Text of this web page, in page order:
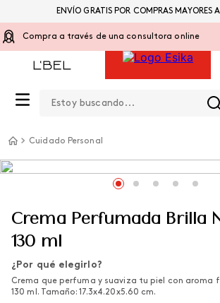
Compra a través de una consultora online
ENVÍO GRATIS POR COMPRAS MAYORES
Cuidado Personal
Crema Perfumada Brilla
130 ml
¿Por qué elegirlo?
Crema que perfuma y suaviza tu piel con aroma
130 ml. Tamaño: 17.3x4.20x5.60 cm.